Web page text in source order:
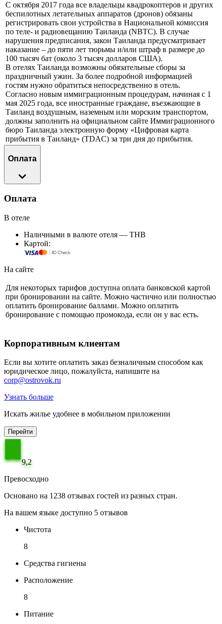
С октября 2017 года все владельцы квадрокоптеров и других
беспилотных летательных аппаратов (дронов) обязаны
регистрировать свои устройства в Национальной комиссия
по теле- и радиовещанию Таиланда (NBTC). В случае
нарушения предписания, закон Таиланда предусматривает
наказание – до пяти лет тюрьмы и/или штраф в размере до
100 тысяч бат (около 3 тысяч долларов США).
В отелях Таиланда возможны обязательные сборы за
праздничный ужин. За более подробной информацией
гостям нужно обратиться непосредственно в отель.
Согласно новым иммиграционным процедурам, начиная с 1
мая 2025 года, все иностранные граждане, въезжающие в
Таиланд воздушным, наземным или морским транспортом,
должны заполнить на официальном сайте Иммиграционного
бюро Таиланда электронную форму «Цифровая карта
прибытия в Таиланд» (TDAC) за три дня до прибытия.
Оплата
Оплата
В отеле
Наличными в валюте отеля — THB
Картой:
На сайте
Для некоторых тарифов доступна оплата банковской картой
при бронировании на сайте. Можно частично или полностью
оплатить бронирование баллами. Можно оплатить
бронирование с помощью промокода, если он у вас есть.
Корпоративным клиентам
Если вы хотите оплатить заказ безналичным способом как
юридическое лицо, пожалуйста, напишите на
corp@ostrovok.ru
Узнать больше
Искать жилье удобнее в мобильном приложении
Перейти
9,2
Превосходно
Основано на 1238 отзывах гостей из разных стран.
На вашем языке доступно 5 отзывов
Чистота
8
Средства гигиены
Расположение
8
Питание